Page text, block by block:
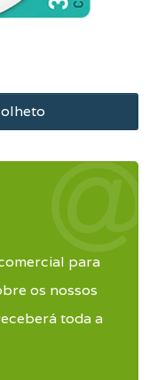
para
os nossos
toda a